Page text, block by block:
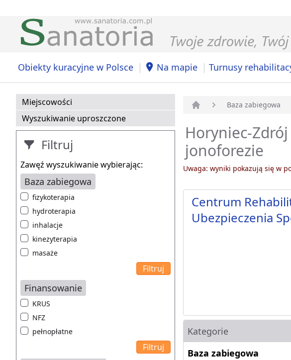
Obiekty kuracyjne w Polsce | Na mapie | Turnusy
Miejscowości
Wyszukiwanie uproszczone
Filtruj
Zawęź wyszukiwanie wybierając:
Baza zabiegowa
fizykoterapia
hydroterapia
inhalacje
kinezyterapia
masaże
Finansowanie
KRUS
NFZ
pełnopłatne
Baza zabiegowa
Horyniec-
jonoforezie
Uwaga: wyniki pokazują się w
Centrum
Ubezpieczenia
Kategorie
Baza zabiegowa